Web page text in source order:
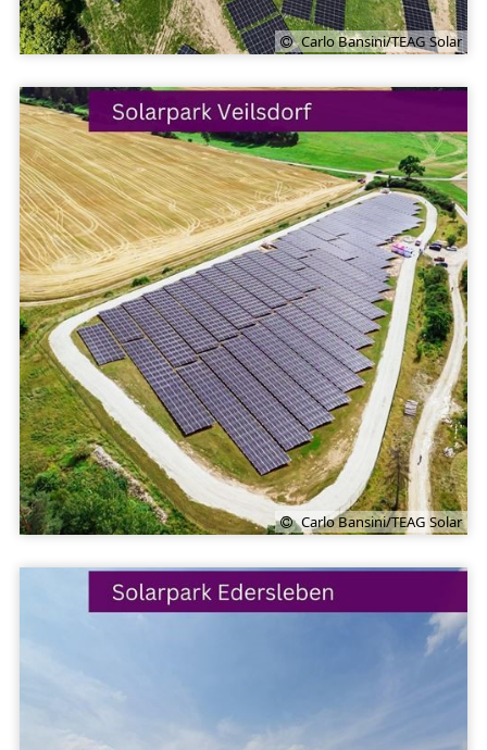
Carlo Bansini/TEAG Solar
Carlo Bansini/TEAG Solar